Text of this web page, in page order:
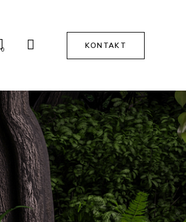
0 KONTAKT